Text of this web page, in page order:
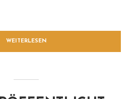
WEITERLESEN